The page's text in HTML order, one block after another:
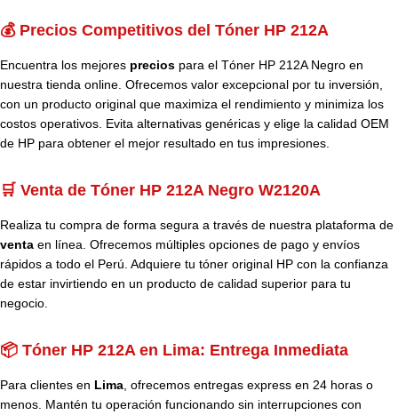
💰 Precios Competitivos del Tóner HP 212A
Encuentra los mejores precios para el Tóner HP 212A Negro en
nuestra tienda online. Ofrecemos valor excepcional por tu inversión,
con un producto original que maximiza el rendimiento y minimiza los
costos operativos. Evita alternativas genéricas y elige la calidad OEM
de HP para obtener el mejor resultado en tus impresiones.
🛒 Venta de Tóner HP 212A Negro W2120A
Realiza tu compra de forma segura a través de nuestra plataforma de
venta en línea. Ofrecemos múltiples opciones de pago y envíos
rápidos a todo el Perú. Adquiere tu tóner original HP con la confianza
de estar invirtiendo en un producto de calidad superior para tu
negocio.
📦 Tóner HP 212A en Lima: Entrega Inmediata
Para clientes en Lima , ofrecemos entregas express en 24 horas o
menos. Mantén tu operación funcionando sin interrupciones con